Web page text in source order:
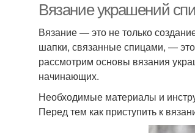
Вязание украшений
Вязание — это не только
шапки, связанные спицами, —
рассмотрим основы вязания
начинающих.
Необходимые материалы и
Перед тем как приступить к